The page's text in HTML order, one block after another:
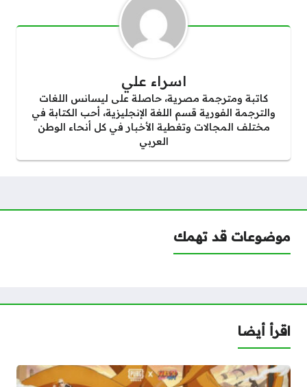
اسراء علي
كاتبة ومترجمة مصرية، حاصلة على ليسانس اللغات
والترجمة الفورية قسم اللغة الإنجليزية، أحب الكتابة في
مختلف المجالات وتغطية الأخبار في كل أنحاء الوطن
العربي
موضوعات قد تهمك
اقرأ أيضا